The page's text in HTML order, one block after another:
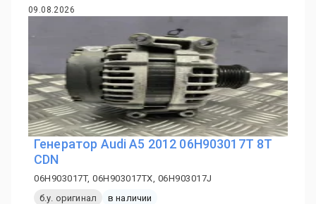
09.08.2026
Генератор Audi A5 2012 06H903017T 8T
CDN
06H903017T, 06H903017TX, 06H903017J
б.у. оригинал
в наличии